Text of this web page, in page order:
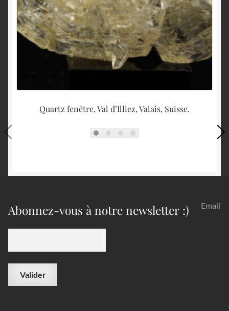
Quartz fenêtre, Val d’Illiez, Valais, Suisse.
Abonnez-vous à notre newsletter :) Email